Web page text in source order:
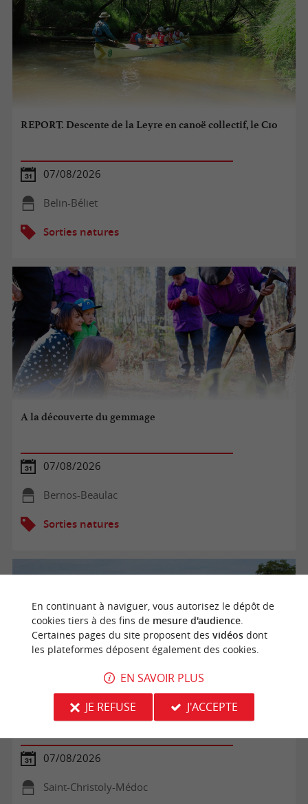
REPORT. Descente de la Leyre en canoë collectif, le C10
07/08/2026
Belin-Béliet
Sorties natures
A la découverte du gemmage
07/08/2026
Bernos-Beaulac
Sorties natures
Balade commentée dans le vignoble du Château Tour
Castillon
07/08/2026
Saint-Christoly-Médoc
En continuant à naviguer, vous autorisez le dépôt de
cookies tiers à des fins de mesure d'audience.
Certaines pages du site proposent des vidéosdont
les plateformes déposent également des cookies.
EN SAVOIR PLUS
JE REFUSE
J'ACCEPTE